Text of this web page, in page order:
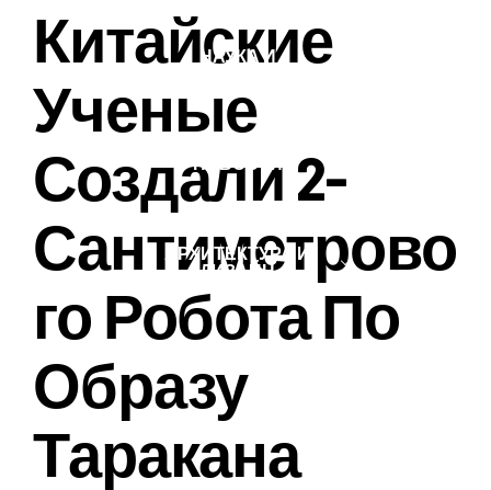
НАУКА И
НОВОСТИ
АРХИТЕКТУРА И
ДИЗАЙН
Китайские
Ученые
Создали 2-
Сантиметрово
Го Робота По
Образу
Таракана